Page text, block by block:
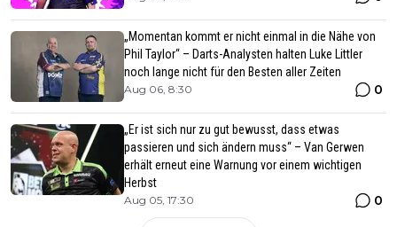
„Momentan kommt er nicht einmal in die Nähe von
Phil Taylor“ – Darts-Analysten halten Luke Littler
noch lange nicht für den Besten aller Zeiten
Aug 06, 8:30 0
„Er ist sich nur zu gut bewusst, dass etwas
passieren und sich ändern muss“ – Van Gerwen
erhält erneut eine Warnung vor einem wichtigen
Herbst
Aug 05, 17:30 0